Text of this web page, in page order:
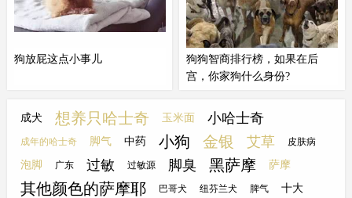
等的身体强壮，像斗牛犬，巴哥等
容易发胖的狗狗，身体脂肪可以起
御寒的。
知，世界上可能有很类似的拆家方
式，但并没有两只完全一样的哈士
奇，所以，你还需要让AI见识...
狗放屁这点小事儿
好的，也可以试试喂一些益生菌，
改善一下消化不良的现象。给宠物
喂药也是一门技术活，这个我们下
回聊聊。就算我们严格遵守只给汪
汪喂宠物食品，但是病从口入的情
狗狗智商排行榜，如果在后
宫，你家狗什么身份?
气好，又温顺，但其实2岁前的它
哈士奇
附体一样，非常调皮，
它是在2岁后才开始慢慢成熟，变
得乖巧的。等级四：妃子狗狗：拉
成犬 想养只哈士奇 玉米面 小哈士奇
成年的哈士奇 脚气 中药 小狗 金银 艾草 皮肤病
泡脚 广东 过敏 过敏源 脚臭 黑萨摩 萨摩
其他颜色的萨摩耶 巴哥犬 纽芬兰犬 脾气 十大